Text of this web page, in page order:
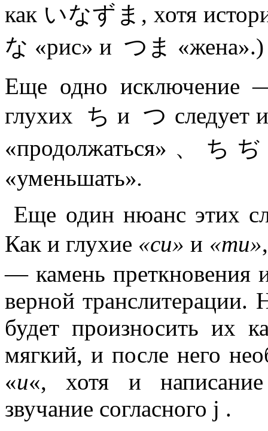
как いなずま, хотя
な «рис» и つま «жена».)
Еще одно исключение
глухих ち и つ следует
«продолжаться»、
«уменьшать».
Еще один нюанс этих
Как и глухие «си» и «ти»
— камень преткновения
верной транслитерации.
будет произносить их
мягкий, и после него
«и«, хотя и
звучание согласного j .